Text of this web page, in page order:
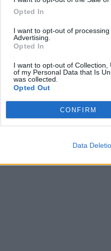
Opted In
I want to opt-out of
Advertising.
Opted In
I want to opt-out of
of my Personal Data that Is
was collected.
Opted Out
CONFIRM
Data